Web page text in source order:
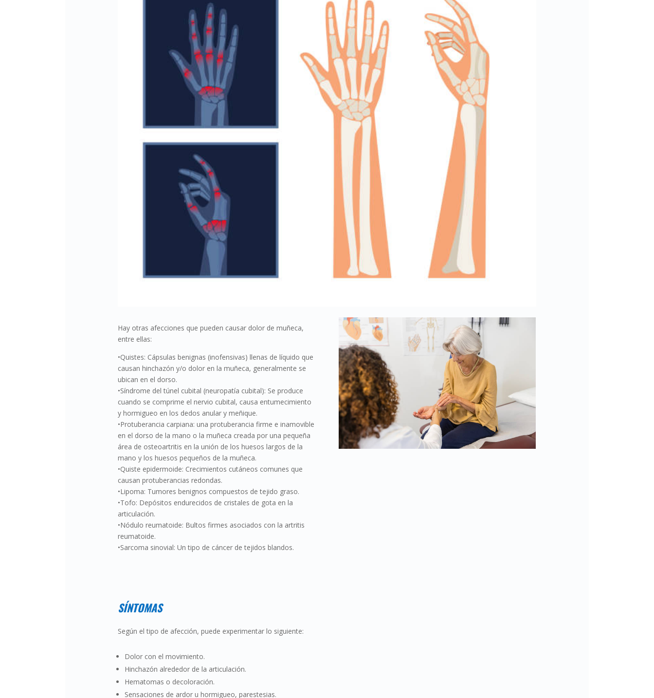
Hay otras afecciones que pueden causar dolor de muñeca,
entre ellas:
•Quistes: Cápsulas benignas (inofensivas) llenas de líquido que
causan hinchazón y/o dolor en la muñeca, generalmente se
ubican en el dorso.
•Síndrome del túnel cubital (neuropatía cubital): Se produce
cuando se comprime el nervio cubital, causa entumecimiento
y hormigueo en los dedos anular y meñique.
•Protuberancia carpiana: una protuberancia firme e inamovible
en el dorso de la mano o la muñeca creada por una pequeña
área de osteoartritis en la unión de los huesos largos de la
mano y los huesos pequeños de la muñeca.
•Quiste epidermoide: Crecimientos cutáneos comunes que
causan protuberancias redondas.
•Lipoma: Tumores benignos compuestos de tejido graso.
•Tofo: Depósitos endurecidos de cristales de gota en la
articulación.
•Nódulo reumatoide: Bultos firmes asociados con la artritis
reumatoide.
•Sarcoma sinovial: Un tipo de cáncer de tejidos blandos.
SÍNTOMAS
Según el tipo de afección, puede experimentar lo siguiente:
Dolor con el movimiento.
Hinchazón alrededor de la articulación.
Hematomas o decoloración.
Sensaciones de ardor u hormigueo, parestesias.